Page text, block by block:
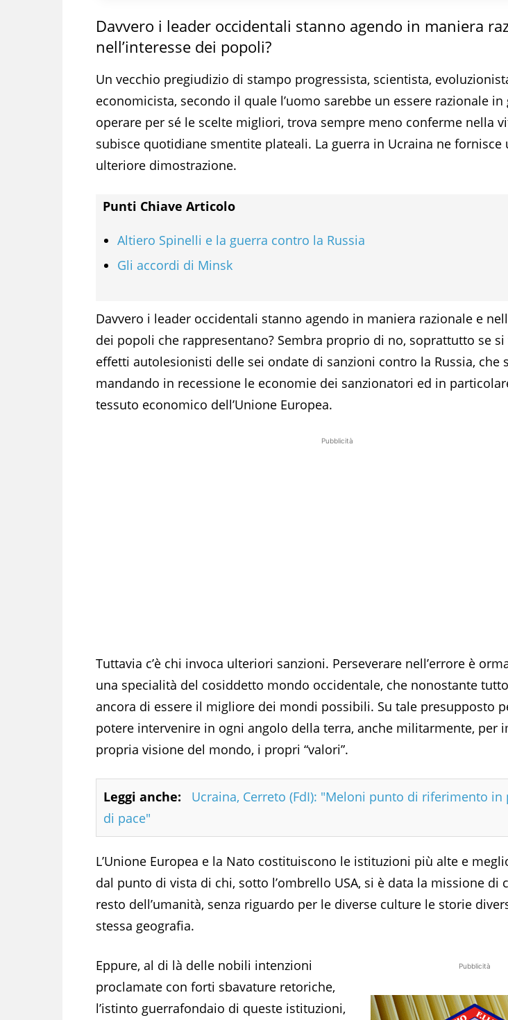
Davvero i leader occidentali stanno agendo in maniera
nell’interesse dei popoli?
Un vecchio pregiudizio di stampo progressista, scientista,
economicista, secondo il quale l’uomo sarebbe un essere razionale in
operare per sé le scelte migliori, trova sempre meno conferme nella
subisce quotidiane smentite plateali. La guerra in Ucraina ne fornisce
ulteriore dimostrazione.
Punti Chiave Articolo
Altiero Spinelli e la guerra contro la Russia
Gli accordi di Minsk
Davvero i leader occidentali stanno agendo in maniera razionale e
dei popoli che rappresentano? Sembra proprio di no, soprattutto se
effetti autolesionisti delle sei ondate di sanzioni contro la Russia, che
mandando in recessione le economie dei sanzionatori ed in
tessuto economico dell’Unione Europea.
Pubblicità
Tuttavia c’è chi invoca ulteriori sanzioni. Perseverare nell’errore è
una specialità del cosiddetto mondo occidentale, che nonostante
ancora di essere il migliore dei mondi possibili. Su tale presupposto
potere intervenire in ogni angolo della terra, anche militarmente, per
propria visione del mondo, i propri “valori”.
Leggi anche:
Ucraina, Cerreto (FdI): "Meloni punto di riferimento in
di pace"
L’Unione Europea e la Nato costituiscono le istituzioni più alte e
dal punto di vista di chi, sotto l’ombrello USA, si è data la missione di
resto dell’umanità, senza riguardo per le diverse culture le storie
stessa geografia.
Pubblicità
Eppure, al di là delle nobili intenzioni
proclamate con forti sbavature retoriche,
l’istinto guerrafondaio di queste istituzioni,